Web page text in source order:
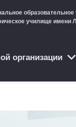
училище имени
организации